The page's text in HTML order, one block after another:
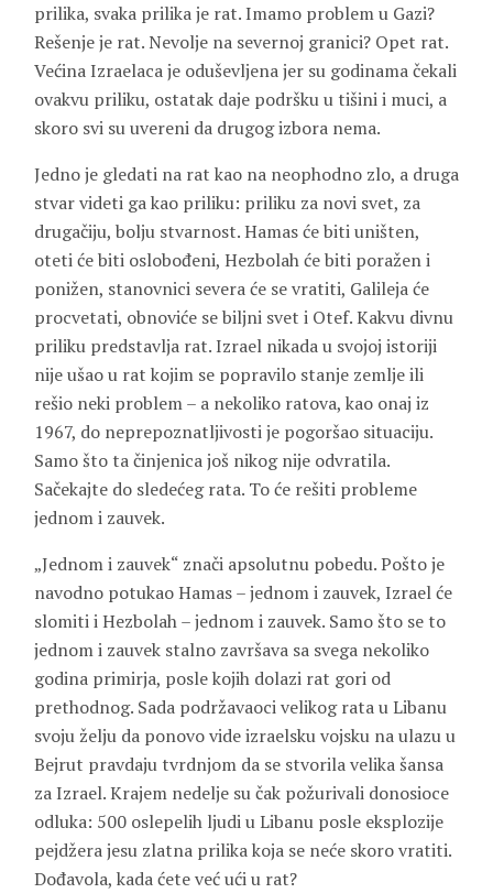
prilika, svaka prilika je rat. Imamo problem u Gazi?
Rešenje je rat. Nevolje na severnoj granici? Opet rat.
Većina Izraelaca je oduševljena jer su godinama čekali
ovakvu priliku, ostatak daje podršku u tišini i muci, a
skoro svi su uvereni da drugog izbora nema.
Jedno je gledati na rat kao na neophodno zlo, a druga
stvar videti ga kao priliku: priliku za novi svet, za
drugačiju, bolju stvarnost. Hamas će biti uništen,
oteti će biti oslobođeni, Hezbolah će biti poražen i
ponižen, stanovnici severa će se vratiti, Galileja će
procvetati, obnoviće se biljni svet i Otef. Kakvu divnu
priliku predstavlja rat. Izrael nikada u svojoj istoriji
nije ušao u rat kojim se popravilo stanje zemlje ili
rešio neki problem – a nekoliko ratova, kao onaj iz
1967, do neprepoznatljivosti je pogoršao situaciju.
Samo što ta činjenica još nikog nije odvratila.
Sačekajte do sledećeg rata. To će rešiti probleme
jednom i zauvek.
„Jednom i zauvek“ znači apsolutnu pobedu. Pošto je
navodno potukao Hamas – jednom i zauvek, Izrael će
slomiti i Hezbolah – jednom i zauvek. Samo što se to
jednom i zauvek stalno završava sa svega nekoliko
godina primirja, posle kojih dolazi rat gori od
prethodnog. Sada podržavaoci velikog rata u Libanu
svoju želju da ponovo vide izraelsku vojsku na ulazu u
Bejrut pravdaju tvrdnjom da se stvorila velika šansa
za Izrael. Krajem nedelje su čak požurivali donosioce
odluka: 500 oslepelih ljudi u Libanu posle eksplozije
pejdžera jesu zlatna prilika koja se neće skoro vratiti.
Dođavola, kada ćete već ući u rat?